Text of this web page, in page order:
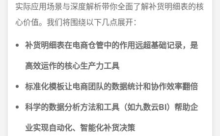
实际应用场景与深度解析带你全面了解补货明细表的核
心价值。我们将围绕以下几点展开：
补货明细表在电商仓管中的作用远超基础记录，是
高效运作的核心生产力工具
标准化模板让电商团队的数据统计和协作效率翻倍
科学的数据分析方法和工具（如九数云BI）帮助企
业实现自动化、智能化补货决策